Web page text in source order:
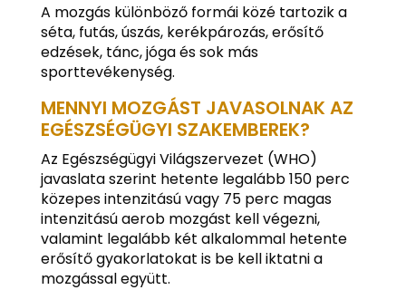
A mozgás különböző formái közé tartozik a
séta, futás, úszás, kerékpározás, erősítő
edzések, tánc, jóga és sok más
sporttevékenység.
MENNYI MOZGÁST JAVASOLNAK AZ
EGÉSZSÉGÜGYI SZAKEMBEREK?
Az Egészségügyi Világszervezet (WHO)
javaslata szerint hetente legalább 150 perc
közepes intenzitású vagy 75 perc magas
intenzitású aerob mozgást kell végezni,
valamint legalább két alkalommal hetente
erősítő gyakorlatokat is be kell iktatni a
mozgással együtt.